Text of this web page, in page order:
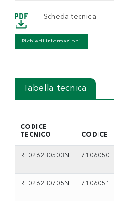
Scheda tecnica
Richiedi informazioni
Tabella tecnica
CODICE
TECNICO
CODICE
RF0262B0503N 7106050
RF0262B0705N 7106051